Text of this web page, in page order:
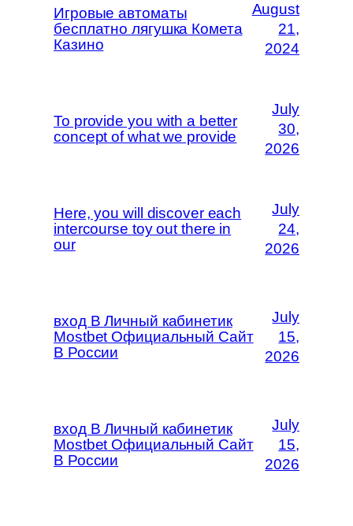
Игровые автоматы
бесплатно лягушка Комета
Казино
August
21,
2024
To provide you with a better
concept of what we provide
July
30,
2026
Here, you will discover each
intercourse toy out there in
our
July
24,
2026
вход В Личный кабинетик
Mostbet Официальный Сайт
В России
July
15,
2026
вход В Личный кабинетик
Mostbet Официальный Сайт
В России
July
15,
2026